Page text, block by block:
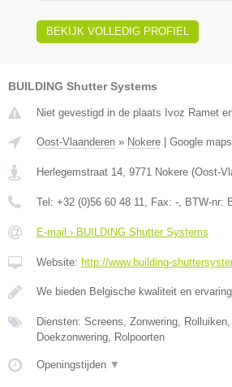
BEKIJK VOLLEDIG PROFIEL
BUILDING Shutter Systems
Niet gevestigd in de plaats Ivoz Ramet
Oost-Vlaanderen » Nokere Google maps
Herlegemstraat 14 9771 Nokere (Oost-
Tel: +32 (0)56 60 48 11 , Fax: - , BTW-nr:
E-mail › BUILDING Shutter Systems
Website: http://www.building-
We bieden Belgische kwaliteit en
Diensten: Screens, Zonwering, Rolluiken,
Doekzonwering, Rolpoorten
Openingstijden ▼